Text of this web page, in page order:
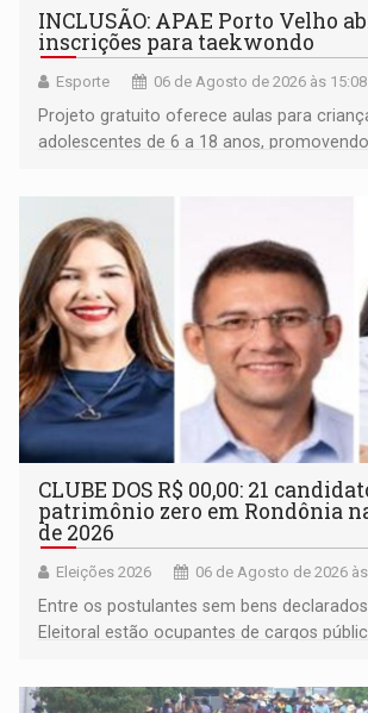
INCLUSÃO: APAE Porto Velho
inscrições para taekwondo
Esporte 06 de Agosto de 2026 às 15:08
Projeto gratuito oferece aulas para
adolescentes de 6 a 18 anos,
CLUBE DOS R$ 00,00: 21
patrimônio zero em Rondônia
de 2026
Eleições 2026 06 de Agosto de 2026
Entre os postulantes sem bens
Eleitoral estão ocupantes de cargos
Pedro Geovar (PP) e a vice-prefeita